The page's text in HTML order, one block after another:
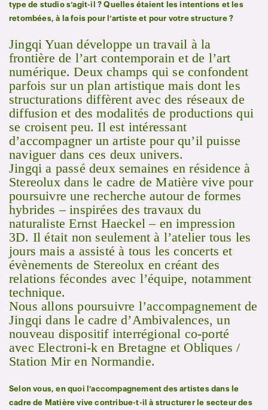
type de studio s’agit-il ? Quelles étaient les intentions et les
retombées, à la fois pour l’artiste et pour votre structure ?
Jingqi Yuan développe un travail à la
frontière de l’art contemporain et de l’art
numérique. Deux champs qui se confondent
parfois sur un plan artistique mais dont les
structurations diffèrent avec des réseaux de
diffusion et des modalités de productions qui
se croisent peu. Il est intéressant
d’accompagner un artiste pour qu’il puisse
naviguer dans ces deux univers.
Jingqi a passé deux semaines en résidence à
Stereolux dans le cadre de Matière vive pour
poursuivre une recherche autour de formes
hybrides – inspirées des travaux du
naturaliste Ernst Haeckel – en impression
3D. Il était non seulement à l’atelier tous les
jours mais a assisté à tous les concerts et
évènements de Stereolux en créant des
relations fécondes avec l’équipe, notamment
technique.
Nous allons poursuivre l’accompagnement de
Jingqi dans le cadre d’Ambivalences, un
nouveau dispositif interrégional co-porté
avec Electroni-k en Bretagne et Obliques /
Station Mir en Normandie.
Selon vous, en quoi l’accompagnement des artistes dans le
cadre de Matière vive contribue-t-il à structurer le secteur des